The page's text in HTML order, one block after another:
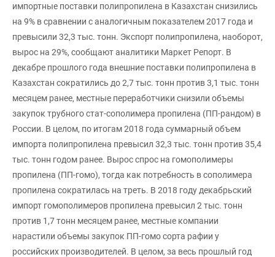
импортные поставки полипропилена в Казахстан снизились
на 9% в сравнении с аналогичным показателем 2017 года и
превысили 32,3 тыс. тонн. Экспорт полипропилена, наоборот,
вырос на 29%, сообщают аналитики Маркет Репорт. В
декабре прошлого года внешние поставки полипропилена в
Казахстан сократились до 2,7 тыс. тонн против 3,1 тыс. тонн
месяцем ранее, местные переработчики снизили объемы
закупок трубного стат-сополимера пропилена (ПП-рандом) в
России. В целом, по итогам 2018 года суммарный объем
импорта полипропилена превысил 32,3 тыс. тонн против 35,4
тыс. тонн годом ранее. Вырос спрос на гомополимеры
пропилена (ПП-гомо), тогда как потребность в сополимера
пропилена сократилась на треть. В 2018 году декабрьский
импорт гомополимеров пропилена превысил 2 тыс. тонн
против 1,7 тонн месяцем ранее, местные компании
нарастили объемы закупок ПП-гомо сорта рафии у
российских производителей. В целом, за весь прошлый год